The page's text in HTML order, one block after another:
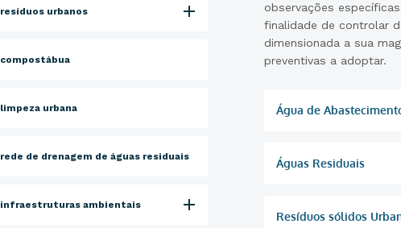
resíduos urbanos
compostábua
limpeza urbana
rede de drenagem de águas residuais
infraestruturas ambientais
observações
finalidade de controlar
dimensionada a sua
preventivas a adoptar.
Água de
Águas Residuais
Resíduos sólidos